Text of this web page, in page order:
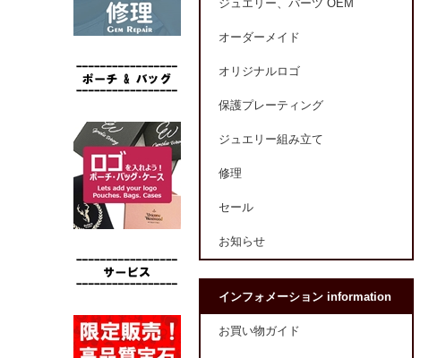
ジュエリー、パーツ OEM
オーダーメイド
オリジナルロゴ
保護プレーティング
ジュエリー組み立て
修理
セール
お知らせ
インフォメーション information
お買い物ガイド